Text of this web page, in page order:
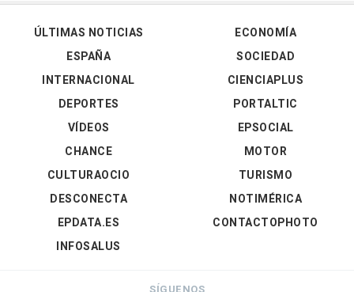
ÚLTIMAS NOTICIAS
ESPAÑA
INTERNACIONAL
DEPORTES
VÍDEOS
ECONOMÍA
SOCIEDAD
CIENCIAPLUS
PORTALTIC
EPSOCIAL
CHANCE
CULTURAOCIO
DESCONECTA
EPDATA.ES
INFOSALUS
MOTOR
TURISMO
NOTIMÉRICA
CONTACTOPHOTO